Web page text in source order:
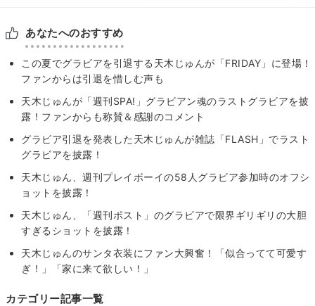
あなたへのおすすめ
この夏でグラビアを引退する天木じゅんが「FRIDAY」に登場！
ファンからは引退を惜しむ声も
天木じゅんが「週刊SPA!」グラビアン魂のラストグラビアを披
露！ファンからも称賛＆感謝のコメント
グラビア引退を発表した天木じゅんが雑誌「FLASH」でラスト
グラビアを披露！
天木じゅん、週刊プレイボーイの58人グラビア参加時のオフシ
ョットを披露！
天木じゅん、「週刊ポスト」のグラビアで限界ギリギリの大胆
すぎるショットを披露！
天木じゅんのサンタ衣装にファン大興奮！「似合ってて可愛す
ぎ！」「家に来て欲しい！」
カテゴリー記事一覧